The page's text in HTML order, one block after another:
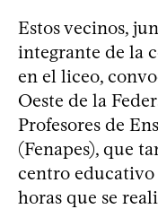
Estos vecinos,
integrante de la
en el liceo,
Oeste de la
Profesores de
(Fenapes), que
centro
horas que se